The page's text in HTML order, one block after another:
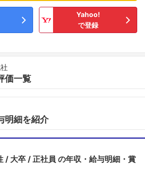
Yahoo!
で登録
価一覧
明細を紹介
大卒 正社員 の年収・給与明細・賞